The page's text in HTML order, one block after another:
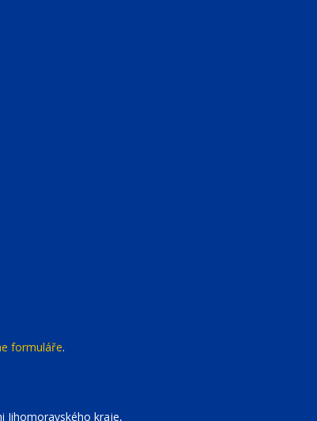
formuláře.
Jihomoravského kraje,